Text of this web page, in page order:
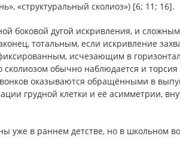
«структуральный сколиоз») [6; 11; 16].
боковой дугой искривления, и
тотальным, если искривление
исчезающим в
обычно наблюдается и торсия
оказываются обращёнными в
грудной клетки и её асимметрии,
уже в раннем детстве, но в школьном